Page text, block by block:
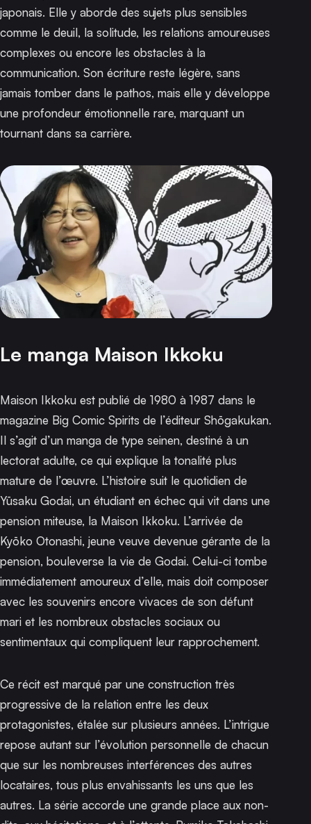
japonais. Elle y aborde des sujets plus sensibles
comme le deuil, la solitude, les relations amoureuses
complexes ou encore les obstacles à la
communication. Son écriture reste légère, sans
jamais tomber dans le pathos, mais elle y développe
une profondeur émotionnelle rare, marquant un
tournant dans sa carrière.
Le manga Maison Ikkoku
Maison Ikkoku est publié de 1980 à 1987 dans le
magazine Big Comic Spirits de l’éditeur Shōgakukan.
Il s’agit d’un manga de type seinen, destiné à un
lectorat adulte, ce qui explique la tonalité plus
mature de l’œuvre. L’histoire suit le quotidien de
Yūsaku Godai, un étudiant en échec qui vit dans une
pension miteuse, la Maison Ikkoku. L’arrivée de
Kyōko Otonashi, jeune veuve devenue gérante de la
pension, bouleverse la vie de Godai. Celui-ci tombe
immédiatement amoureux d’elle, mais doit composer
avec les souvenirs encore vivaces de son défunt
mari et les nombreux obstacles sociaux ou
sentimentaux qui compliquent leur rapprochement.
Ce récit est marqué par une construction très
progressive de la relation entre les deux
protagonistes, étalée sur plusieurs années. L’intrigue
repose autant sur l’évolution personnelle de chacun
que sur les nombreuses interférences des autres
locataires, tous plus envahissants les uns que les
autres. La série accorde une grande place aux non-